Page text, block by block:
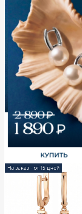
На заказ - от 15 дней